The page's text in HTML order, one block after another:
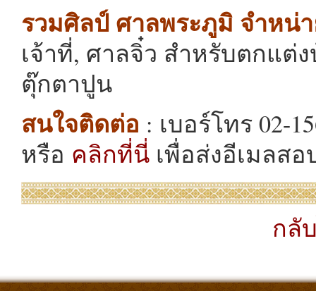
รวมศิลป์ ศาลพระภูมิ จำหน่
เจ้าที่, ศาลจิ๋ว สำหรับตกแ
ตุ๊กตาปูน
สนใจติดต่อ : เบอร์โทร 02-
หรือ คลิกที่นี่ เพื่อส่งอีเมลส
กลั